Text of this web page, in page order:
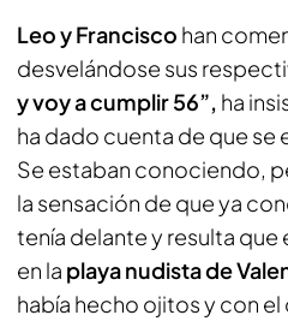
Leo y Francisco han
desvelándose sus
y voy a cumplir 56”, ha
ha dado cuenta de que se
Se estaban conociendo,
la sensación de que ya
tenía delante y resulta que
en la playa nudista de
había hecho ojitos y con el